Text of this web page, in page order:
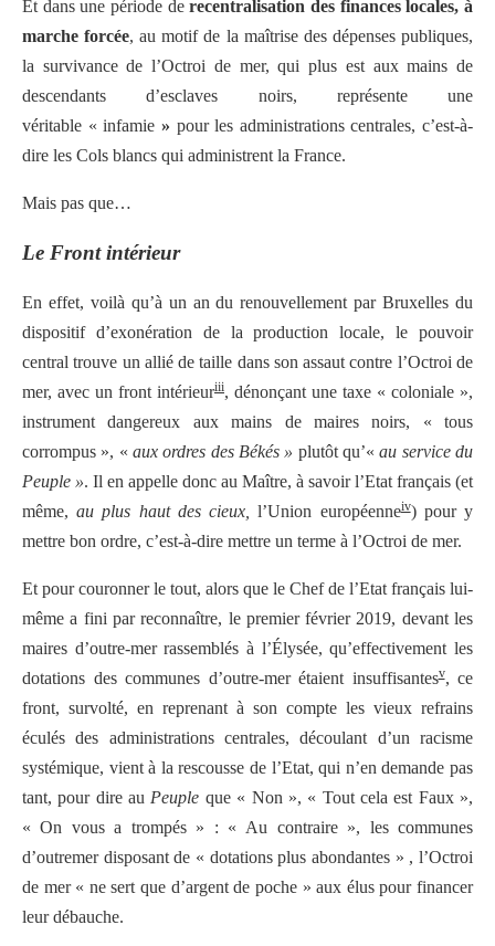
Et dans une période derecentralisation des finances locales, à
marche forcée, au motif de la maîtrise des dépenses publiques,
la survivance de l’Octroi de mer, qui plus est aux mains de
descendants d’esclaves noirs, représente une
véritable « infamie » pour les administrations centrales, c’est-à-
dire les Cols blancs qui administrent la France.
Mais pas que…
Le Front intérieur
En effet, voilà qu’à un an du renouvellement par Bruxelles du
dispositif d’exonération de la production locale, le pouvoir
central trouve un allié de taille dans son assaut contre l’Octroi de
mer, avec un front intérieuriii, dénonçant une taxe « coloniale »,
instrument dangereux aux mains de maires noirs, « tous
corrompus », « aux ordres des Békés » plutôt qu’«au service du
Peuple ». Il en appelle donc au Maître, à savoir l’Etat français (et
même,au plus haut des cieux,l’Union européenneiv) pour y
mettre bon ordre, c’est-à-dire mettre un terme à l’Octroi de mer.
Et pour couronner le tout, alors que le Chef de l’Etat français lui-
même a fini par reconnaître, le premier février 2019, devant les
maires d’outre-mer rassemblés à l’Élysée, qu’effectivement les
dotations des communes d’outre-mer étaient insuffisantesv, ce
front, survolté, en reprenant à son compte les vieux refrains
éculés des administrations centrales, découlant d’un racisme
systémique, vient à la rescousse de l’Etat, qui n’en demande pas
tant, pour dire auPeuple que « Non », « Tout cela est Faux »,
« On vous a trompés » : « Au contraire », les communes
d’outremer disposant de « dotations plus abondantes » , l’Octroi
de mer « ne sert que d’argent de poche » aux élus pour financer
leur débauche.